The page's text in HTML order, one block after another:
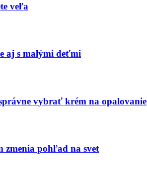
veľa
aj s malými deťmi
vybrať krém na opalovanie
zmenia pohľad na svet